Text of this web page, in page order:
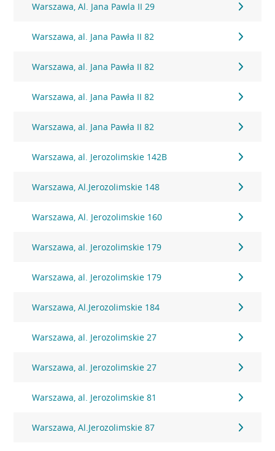
Warszawa, Al. Jana Pawla II 29
Warszawa, al. Jana Pawła II 82
Warszawa, al. Jana Pawła II 82
Warszawa, al. Jana Pawła II 82
Warszawa, al. Jana Pawła II 82
Warszawa, al. Jerozolimskie 142B
Warszawa, Al.Jerozolimskie 148
Warszawa, Al. Jerozolimskie 160
Warszawa, al. Jerozolimskie 179
Warszawa, al. Jerozolimskie 179
Warszawa, Al.Jerozolimskie 184
Warszawa, al. Jerozolimskie 27
Warszawa, al. Jerozolimskie 27
Warszawa, al. Jerozolimskie 81
Warszawa, Al.Jerozolimskie 87